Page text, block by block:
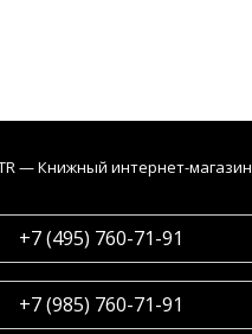
— Книжный интернет-магазин
+7 (495) 760-71-91
+7 (985) 760-71-91